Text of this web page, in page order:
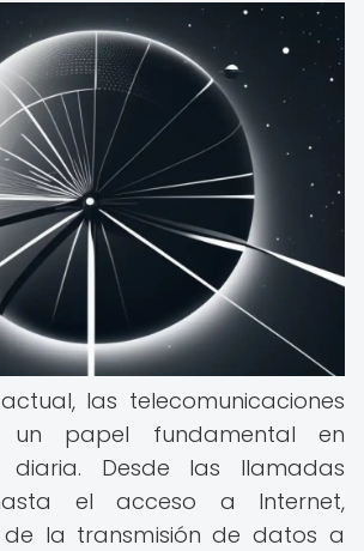
las telecomunicaciones
un papel fundamental en
diaria. Desde las llamadas
el acceso a Internet,
la transmisión de datos a